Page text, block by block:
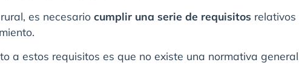
es necesario cumplir una serie de requisitos
a estos requisitos es que no existe una normativa